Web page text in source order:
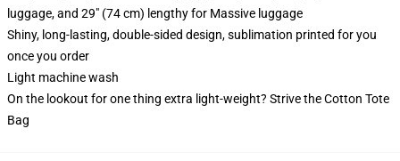
luggage, and 29" (74 cm) lengthy for Massive luggage
Shiny, long-lasting, double-sided design, sublimation printed for you
once you order
Light machine wash
On the lookout for one thing extra light-weight? Strive the Cotton Tote
Bag